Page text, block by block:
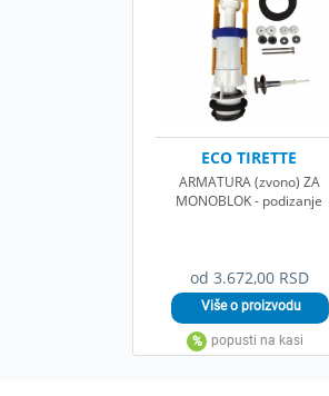
od 3.672,00 RSD
ECO TIRETTE
ARMATURA (zvono) ZA
MONOBLOK - podizanje